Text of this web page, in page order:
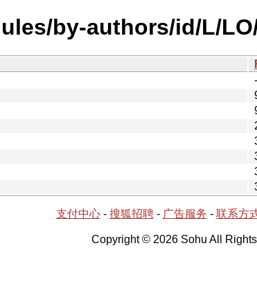
by-authors/id/L/
-
支付中心- 搜狐招聘- 广告服务 - 联系方
Copyright © 2026 Sohu All